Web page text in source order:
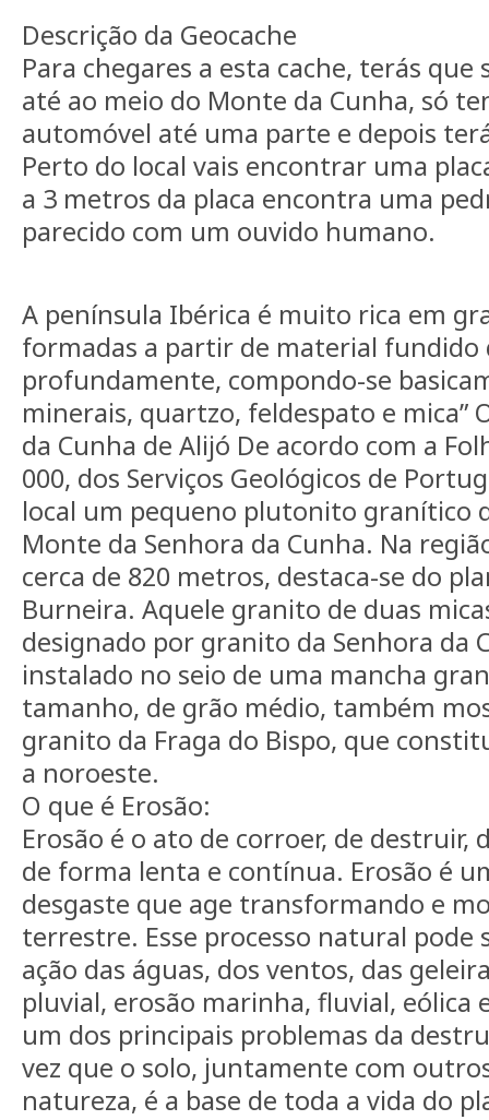
Descrição da Geocache
Para chegares a esta cache, terás
até ao meio do Monte da Cunha, só
automóvel até uma parte e depois
Perto do local vais encontrar uma
a 3 metros da placa encontra uma
parecido com um ouvido humano.
A península Ibérica é muito rica em
formadas a partir de material fundido
profundamente, compondo-se
minerais, quartzo, feldespato e mica”
da Cunha de Alijó De acordo com a
000, dos Serviços Geológicos de
local um pequeno plutonito granítico
Monte da Senhora da Cunha. Na
cerca de 820 metros, destaca-se do
Burneira. Aquele granito de duas
designado por granito da Senhora da
instalado no seio de uma mancha
tamanho, de grão médio, também
granito da Fraga do Bispo, que
a noroeste.
O que é Erosão:
Erosão é o ato de corroer, de destruir,
de forma lenta e contínua. Erosão é
desgaste que age transformando e
terrestre. Esse processo natural pode
ação das águas, dos ventos, das
pluvial, erosão marinha, fluvial, eólica
um dos principais problemas da
vez que o solo, juntamente com
natureza, é a base de toda a vida do